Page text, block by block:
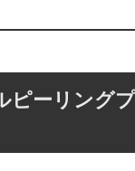
ピーリング